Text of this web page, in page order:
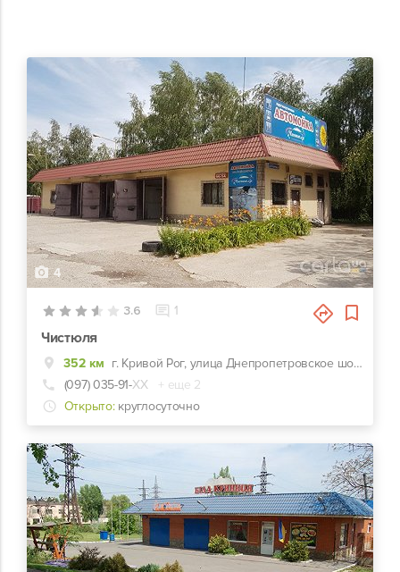
4
3.6 1
Чистюля
352 км
г. Кривой Рог, улица Днепропетровское шоссе, 21, АЗС "Укрнафта"
(097) 035-91-ХХ
+ еще 2
Открыто: круглосуточно